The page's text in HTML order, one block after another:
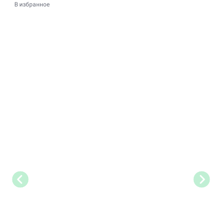
В избранное